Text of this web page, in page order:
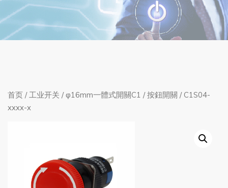
首页 /工业开关 /φ16mm一體式開關C1 /按鈕開關 / C1S04-
xxxx-x